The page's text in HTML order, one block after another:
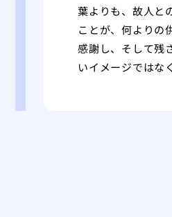
葉よりも、故人と
ことが、何よりの
感謝し、そして残
いイメージではな